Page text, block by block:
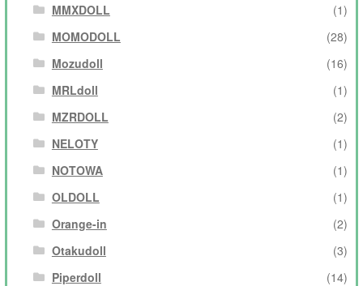
MMXDOLL
(1)
MOMODOLL
(28)
Mozudoll
(16)
MRLdoll
(1)
MZRDOLL
(2)
NELOTY
(1)
NOTOWA
(1)
OLDOLL
(1)
Orange-in
(2)
Otakudoll
(3)
Piperdoll
(14)